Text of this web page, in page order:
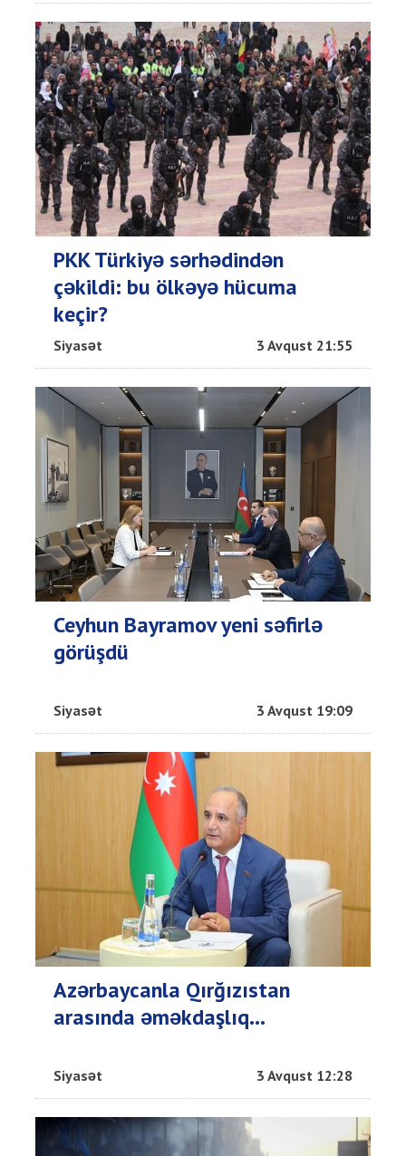
PKK Türkiyə sərhədindən
çəkildi: bu ölkəyə hücuma
keçir?
Siyasət 3 Avqust 21:55
Ceyhun Bayramov yeni səfirlə
görüşdü
Siyasət 3 Avqust 19:09
Azərbaycanla Qırğızıstan
arasında əməkdaşlıq...
Siyasət 3 Avqust 12:28